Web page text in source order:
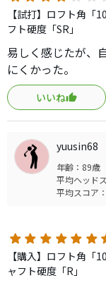
【試打】ロフト角「
フト硬度「SR」
易しく感じたが、
にくかった。
いいね
yuusin68
年齢：89歳
平均ヘッド
平均スコア
【購入】ロフト角「
ャフト硬度「R」